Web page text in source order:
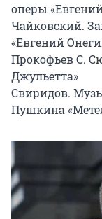
оперы
Чайковский.
«Евгений
Прокофьев C.
Джульетта»
Свиридов.
Пушкина